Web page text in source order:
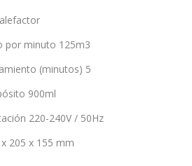
por minuto 125m3
(minutos) 5
900ml
220-240V / 50Hz
205 x 155 mm